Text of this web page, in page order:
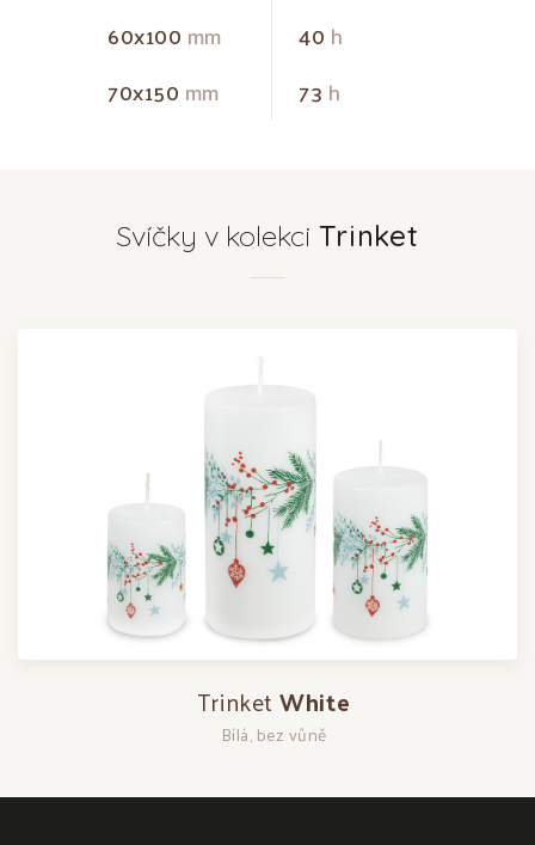
60x100 mm 40 h
70x150 mm 73 h
Svíčky v kolekci Trinket
TrinketWhite
Bílá, bez vůně